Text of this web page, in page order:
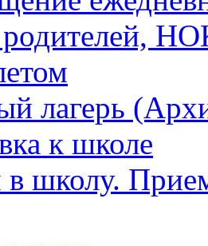
лагерь
к школе
школу.